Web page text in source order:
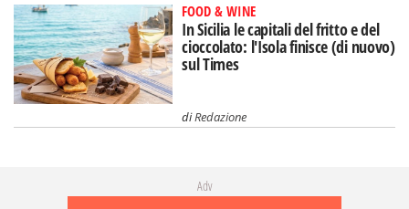
FOOD & WINE
In Sicilia le capitali del fritto e del
cioccolato: l'Isola finisce (di nuovo)
sul Times
diRedazione
Adv